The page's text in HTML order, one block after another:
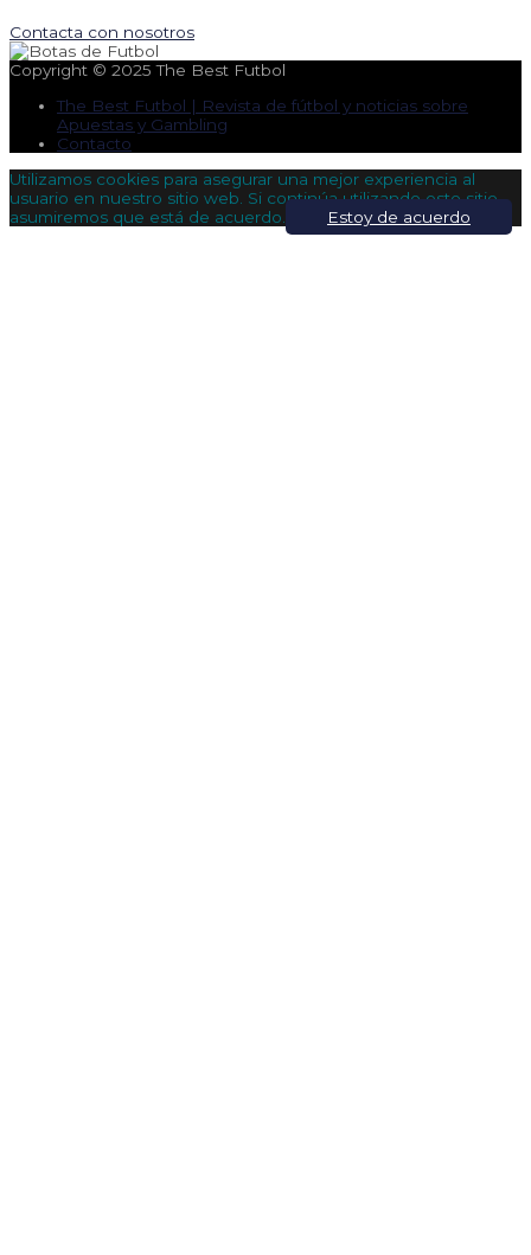
Contacta con nosotros
Copyright © 2025The Best Futbol
The Best Futbol | Revista de fútbol y noticias sobre
Apuestas y Gambling
Contacto
Utilizamos cookies para asegurar una mejor experiencia al
usuario en nuestro sitio web. Si continúa utilizando este sitio,
asumiremos que está de acuerdo.
Estoy de acuerdo